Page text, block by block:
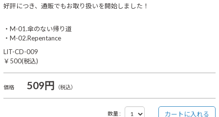
好評につき、通販でもお取り扱いを開始しました！
・M-01.傘のない帰り道
・M-02.Repentance
LIT-CD-009
￥500(税込)
価格 509円 （税込）
数量 :